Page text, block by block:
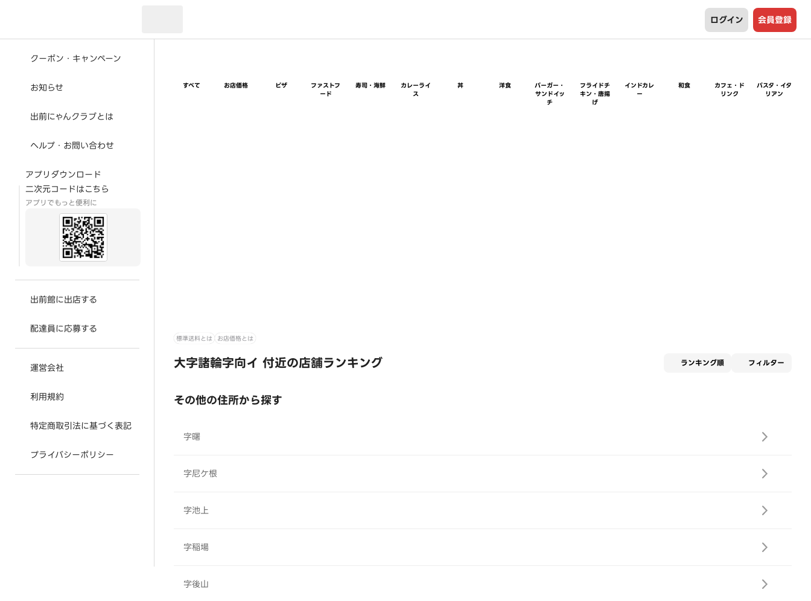
ログイン 会員登録
クーポン・キャンペーン
お知らせ
出前にゃんクラブとは
ヘルプ・お問い合わせ
アプリダウンロード
二次元コードはこちら
アプリでもっと便利に
出前館に出店する
配達員に応募する
運営会社
利用規約
特定商取引法に基づく表記
プライバシーポリシー
すべて お店価格 ピザ
ファストフ
ード
寿司・海鮮
カレーライ
ス
丼 洋食
バーガー・
サンドイッ
チ
フライドチ
キン・唐揚
げ
インドカレ
ー
和食
カフェ・ド
リンク
パスタ・イタ
リアン
標準送料とは お店価格とは
大字諸輪字向イ 付近の店舗ランキング ランキング順 フィルター
その他の住所から探す
字曙
字尼ケ根
字池上
字稲場
字後山